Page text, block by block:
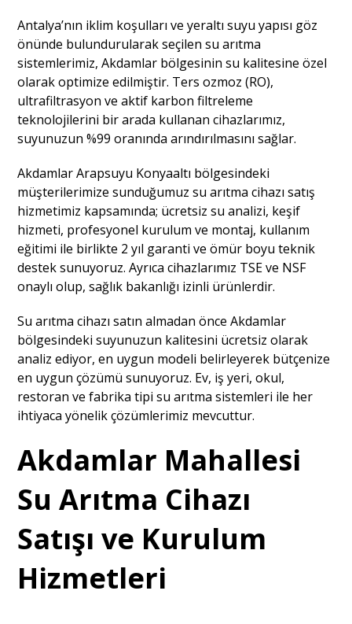
Antalya’nın iklim koşulları ve yeraltı suyu yapısı göz
önünde bulundurularak seçilen su arıtma
sistemlerimiz, Akdamlar bölgesinin su kalitesine özel
olarak optimize edilmiştir. Ters ozmoz (RO),
ultrafiltrasyon ve aktif karbon filtreleme
teknolojilerini bir arada kullanan cihazlarımız,
suyunuzun %99 oranında arındırılmasını sağlar.
Akdamlar Arapsuyu Konyaaltı bölgesindeki
müşterilerimize sunduğumuz su arıtma cihazı satış
hizmetimiz kapsamında; ücretsiz su analizi, keşif
hizmeti, profesyonel kurulum ve montaj, kullanım
eğitimi ile birlikte 2 yıl garanti ve ömür boyu teknik
destek sunuyoruz. Ayrıca cihazlarımız TSE ve NSF
onaylı olup, sağlık bakanlığı izinli ürünlerdir.
Su arıtma cihazı satın almadan önce Akdamlar
bölgesindeki suyunuzun kalitesini ücretsiz olarak
analiz ediyor, en uygun modeli belirleyerek bütçenize
en uygun çözümü sunuyoruz. Ev, iş yeri, okul,
restoran ve fabrika tipi su arıtma sistemleri ile her
ihtiyaca yönelik çözümlerimiz mevcuttur.
Akdamlar Mahallesi
Su Arıtma Cihazı
Satışı ve Kurulum
Hizmetleri